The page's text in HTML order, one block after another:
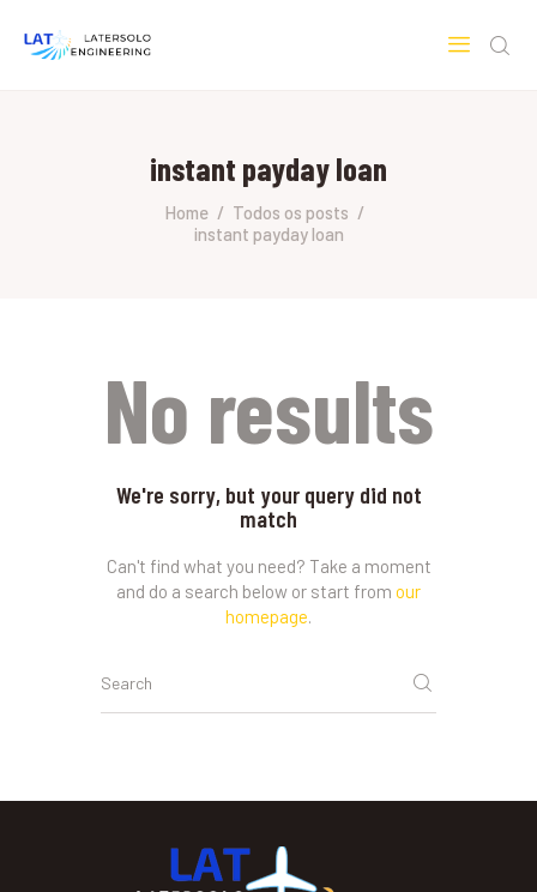
instant payday loan
Home
Todos os posts
instant payday loan
SOBRE A LATERSOLO
ENGINEERING
No results
We're sorry, but your query did not
match
Can't find what you need? Take a moment
and do a search below or start from our
homepage.